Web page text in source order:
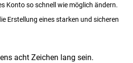
Konto so schnell wie möglich ändern.
Erstellung eines starken und sicheren
acht Zeichen lang sein.